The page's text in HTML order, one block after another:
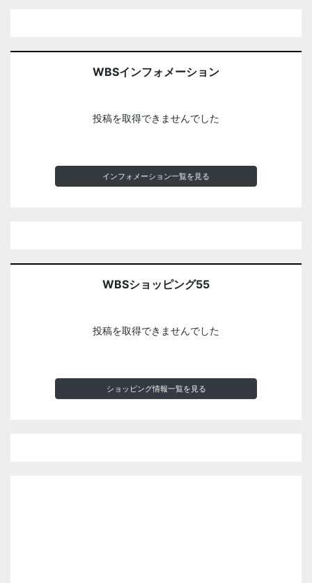
WBSインフォメーション
投稿を取得できませんでした
インフォメーション一覧を見る
WBSショッピング55
投稿を取得できませんでした
ショッピング情報一覧を見る